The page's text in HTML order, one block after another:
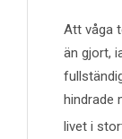
Att våga
än gjort,
hindrade
livet i